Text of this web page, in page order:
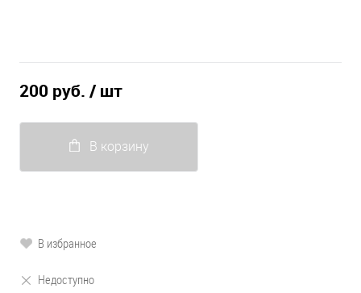
200 руб. / шт
В корзину
В избранное
Недоступно